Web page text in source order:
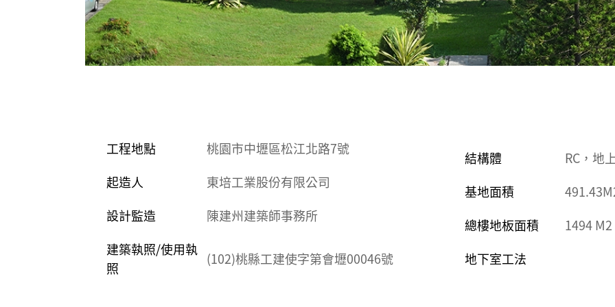
工程地點
桃園市中壢區松江北路7號
起造人
東培工業股份有限公司
設計監造
陳建州建築師事務所
建築執照/使用執
照
(102)桃縣工建使字第會壢00046號
結構體
RC，地
基地面積
總樓地板面積
1494 M2
地下室工法